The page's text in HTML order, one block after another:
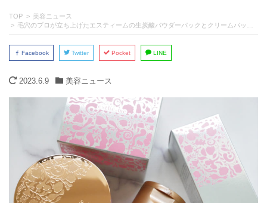
TOP
美容ニュース
毛穴のプロが立ち上げたエスティームの生炭酸パウダーパックとクリームパックが一般発売
Facebook Twitter Pocket LINE
2023.6.9 美容ニュース